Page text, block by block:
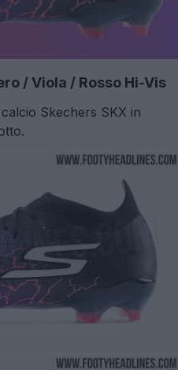
/ Viola / Rosso Hi-Vis
Skechers SKX in